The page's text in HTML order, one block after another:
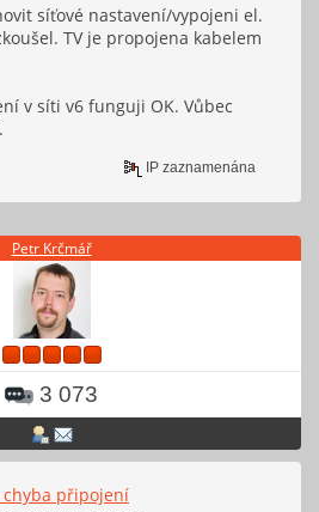
síťové nastavení/vypojeni el.
TV je propojena kabelem
v síti v6 funguji OK. Vůbec
IP zaznamenána
Petr Krčmář
3 073
chyba připojení